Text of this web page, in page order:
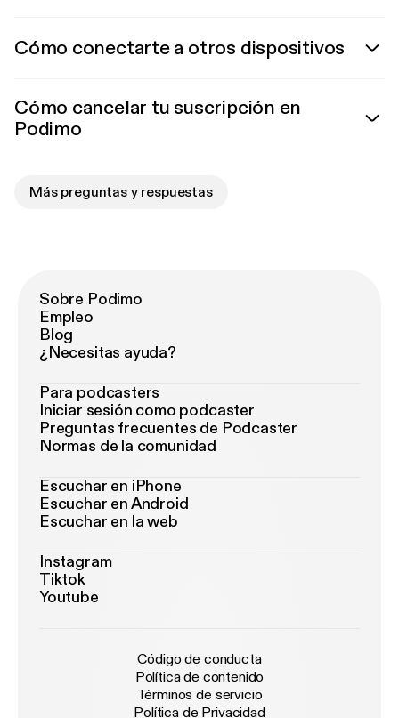
Cómo conectarte a otros dispositivos
Cómo cancelar tu suscripción en
Podimo
Más preguntas y respuestas
Sobre Podimo
Empleo
Blog
¿Necesitas ayuda?
Para podcasters
Iniciar sesión como podcaster
Preguntas frecuentes de Podcaster
Normas de la comunidad
Escuchar en iPhone
Escuchar en Android
Escuchar en la web
Instagram
Tiktok
Youtube
Código de conducta
Política de contenido
Términos de servicio
Política de Privacidad